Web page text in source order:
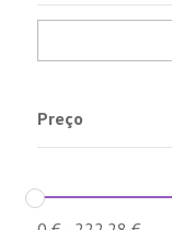
Preço